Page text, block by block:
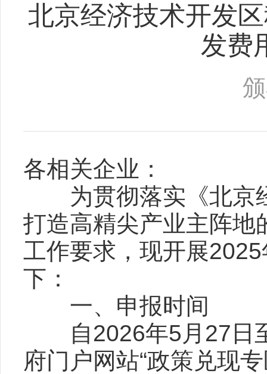
北京经济技术开发
发费
各相关企业：
为贯彻落实《北京经
打造高精尖产业主阵地
工作要求，现开展
下：
一、申报时间
自2026年5月27日至
府门户网站“政策兑现